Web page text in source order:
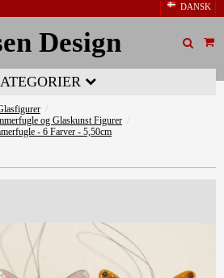
DANSK
Design
/
og Glaskunst Figurer /
- 6 Farver - 5,50cm